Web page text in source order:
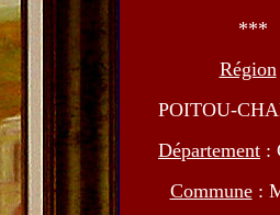
***
Région
POITOU-
Département :
Commune: